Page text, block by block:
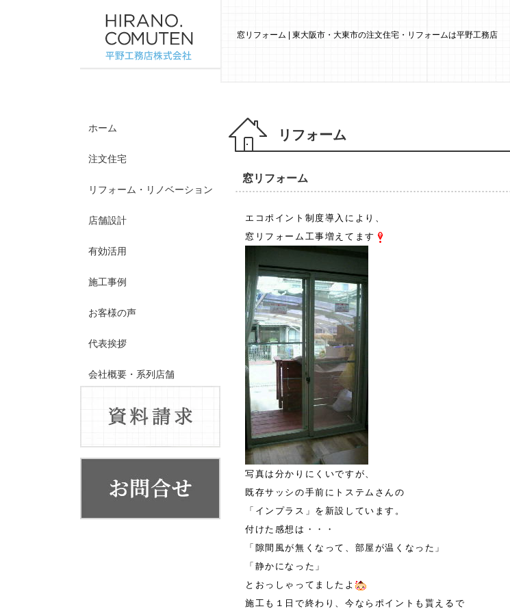
窓リフォーム | 東大阪市・大東市の注文住宅・リフォームは平野工務店
ホーム
注文住宅
リフォーム・リノベーション
店舗設計
有効活用
施工事例
お客様の声
代表挨拶
会社概要・系列店舗
リフォーム
窓リフォーム
エコポイント制度導入により、
窓リフォーム工事増えてます
写真は分かりにくいですが、
既存サッシの手前にトステムさんの
「インプラス」を新設しています。
付けた感想は・・・
「隙間風が無くなって、部屋が温くなった」
「静かになった」
とおっしゃってましたよ
施工も１日で終わり、今ならポイントも貰えるで